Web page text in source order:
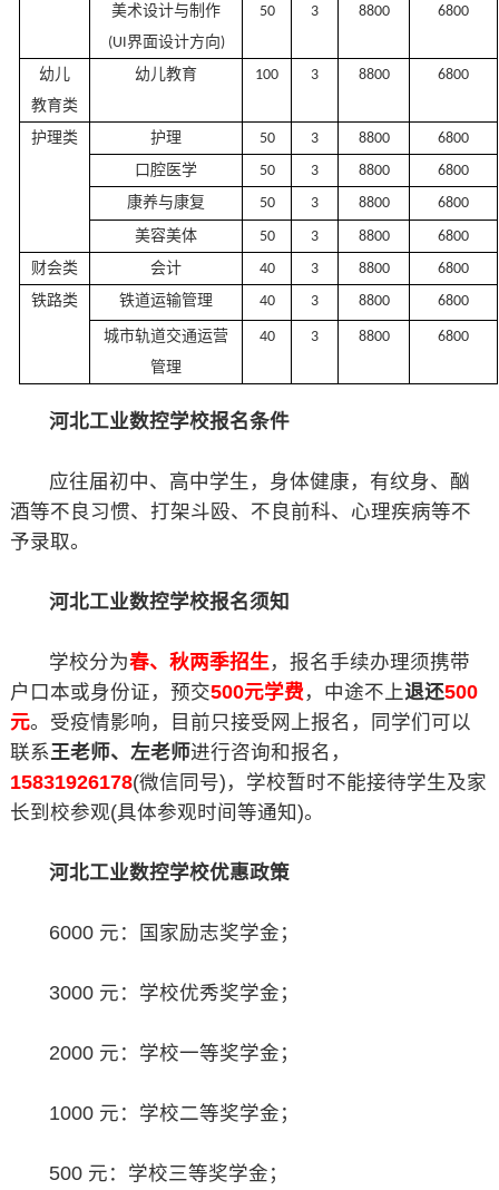
美术设计与制作
(UI界面设计方向)
50 3 8800 6800
幼儿
教育类
幼儿教育 100 3 8800 6800
护理类 护理 50 3 8800 6800
口腔医学
50 3 8800 6800
康养与康复
50 3 8800 6800
美容美体
50 3 8800 6800
财会类
会计 40 3 8800 6800
铁路类
铁道运输管理 40 3 8800 6800
城市轨道交通运营
管理
40 3 8800 6800
河北工业数控学校报名条件
应往届初中、高中学生，身体健康，有纹身、酗
酒等不良习惯、打架斗殴、不良前科、心理疾病等不
予录取。
河北工业数控学校报名须知
学校分为春、秋两季招生，报名手续办理须携带
户口本或身份证，预交500元学费 ，中途不上退还500
元。受疫情影响，目前只接受网上报名，同学们可以
联系王老师、左老师进行咨询和报名，
15831926178(微信同号)，学校暂时不能接待学生及家
长到校参观(具体参观时间等通知)。
河北工业数控学校优惠政策
6000 元：国家励志奖学金；
3000 元：学校优秀奖学金；
2000 元：学校一等奖学金；
1000 元：学校二等奖学金；
500 元：学校三等奖学金；